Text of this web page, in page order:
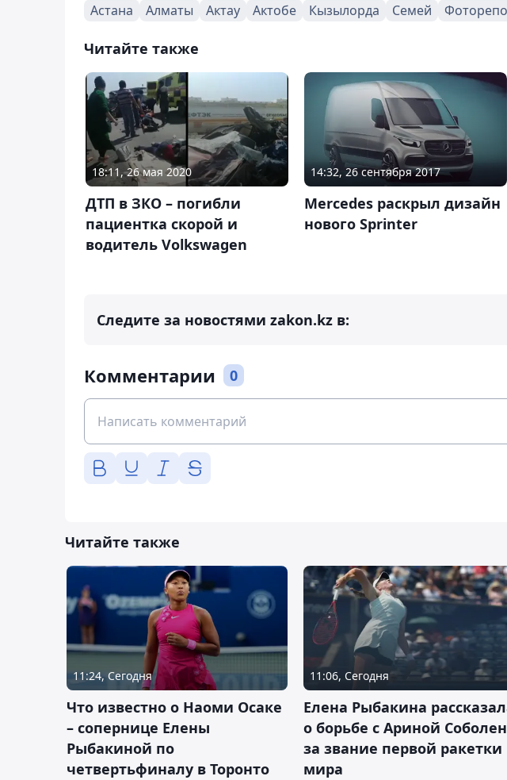
Астана Алматы Актау Актобе Кызылорда Семей
Читайте также
18:11, 26 мая 2020
ДТП в ЗКО – погибли
пациентка скорой и
водитель Volkswagen
14:32, 26 сентября 2017
Mercedes раскрыл дизайн
нового Sprinter
Следите за новостями zakon.kz в:
Комментарии 0
Читайте также
11:24, Сегодня
Что известно о Наоми Осаке
– сопернице Елены
Рыбакиной по
четвертьфиналу в Торонто
11:06, Сегодня
Елена Рыбакина
о борьбе с Ариной
за звание первой ракетки
мира